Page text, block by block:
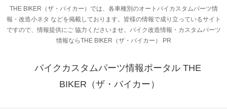
THE BIKER（ザ・バイカー）では、各車種別のオートバイカスタムパーツ情
報・改造小ネタ などを掲載しております。皆様の情報で成り立っているサイト
ですので、情報提供にご 協力くださいませ。バイク改造情報・カスタムパーツ
情報ならTHE BIKER（ザ・バイカー） PR
バイクカスタムパーツ情報ポータル THE
BIKER（ザ・バイカー）